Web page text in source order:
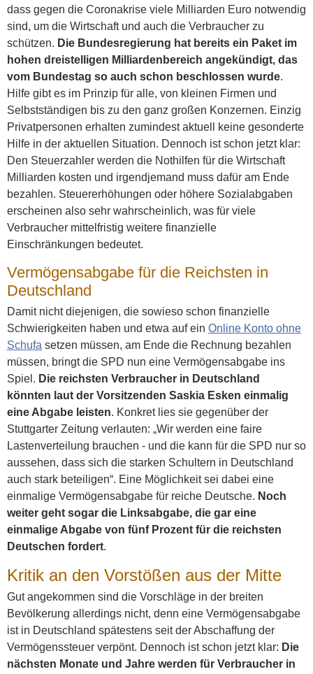
dass gegen die Coronakrise viele Milliarden Euro notwendig
sind, um die Wirtschaft und auch die Verbraucher zu
schützen. Die Bundesregierung hat bereits ein Paket im
hohen dreistelligen Milliardenbereich angekündigt, das
vom Bundestag so auch schon beschlossen wurde.
Hilfe gibt es im Prinzip für alle, von kleinen Firmen und
Selbstständigen bis zu den ganz großen Konzernen. Einzig
Privatpersonen erhalten zumindest aktuell keine gesonderte
Hilfe in der aktuellen Situation. Dennoch ist schon jetzt klar:
Den Steuerzahler werden die Nothilfen für die Wirtschaft
Milliarden kosten und irgendjemand muss dafür am Ende
bezahlen. Steuererhöhungen oder höhere Sozialabgaben
erscheinen also sehr wahrscheinlich, was für viele
Verbraucher mittelfristig weitere finanzielle
Einschränkungen bedeutet.
Vermögensabgabe für die Reichsten in
Deutschland
Damit nicht diejenigen, die sowieso schon finanzielle
Schwierigkeiten haben und etwa auf ein Online Konto ohne
Schufa setzen müssen, am Ende die Rechnung bezahlen
müssen, bringt die SPD nun eine Vermögensabgabe ins
Spiel. Die reichsten Verbraucher in Deutschland
könnten laut der Vorsitzenden Saskia Esken einmalig
eine Abgabe leisten. Konkret lies sie gegenüber der
Stuttgarter Zeitung verlauten: „Wir werden eine faire
Lastenverteilung brauchen - und die kann für die SPD nur so
aussehen, dass sich die starken Schultern in Deutschland
auch stark beteiligen“. Eine Möglichkeit sei dabei eine
einmalige Vermögensabgabe für reiche Deutsche. Noch
weiter geht sogar die Linksabgabe, die gar eine
einmalige Abgabe von fünf Prozent für die reichsten
Deutschen fordert.
Kritik an den Vorstößen aus der Mitte
Gut angekommen sind die Vorschläge in der breiten
Bevölkerung allerdings nicht, denn eine Vermögensabgabe
ist in Deutschland spätestens seit der Abschaffung der
Vermögenssteuer verpönt. Dennoch ist schon jetzt klar: Die
nächsten Monate und Jahre werden für Verbraucher in